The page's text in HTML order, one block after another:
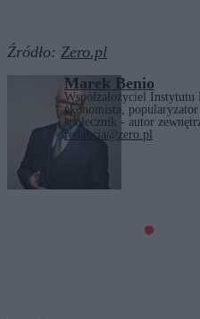
Źródło: Zero.pl
Marek Benio
Współzałożyciel
ekonomista,
społecznik - autor
redakcja@zero.pl
Tagi:prawo